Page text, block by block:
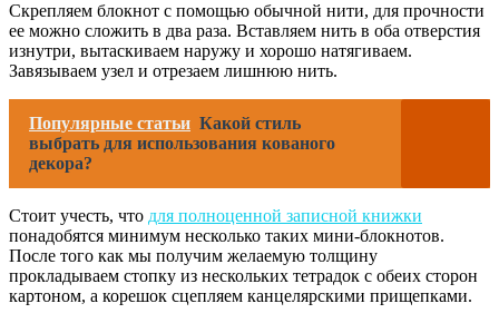
Скрепляем блокнот с помощью обычной нити, для прочности
ее можно сложить в два раза. Вставляем нить в оба отверстия
изнутри, вытаскиваем наружу и хорошо натягиваем.
Завязываем узел и отрезаем лишнюю нить.
Популярные статьи Какой стиль
выбрать для использования кованого
декора?
Стоит учесть, что для полноценной записной книжки
понадобятся минимум несколько таких мини-блокнотов.
После того как мы получим желаемую толщину
прокладываем стопку из нескольких тетрадок с обеих сторон
картоном, а корешок сцепляем канцелярскими прищепками.